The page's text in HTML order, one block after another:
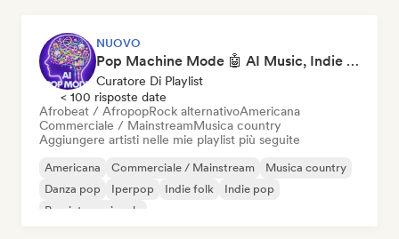
NUOVO
Pop Machine Mode 🤖 AI Music, Indie Pop & Dream Pop
Curatore Di Playlist
< 100 risposte date
Afrobeat / AfropopRock alternativoAmericana
Commerciale / MainstreamMusica country
Aggiungere artisti nelle mie playlist più seguite
Americana Commerciale / Mainstream
Musica country
Danza pop
Iperpop Indie folk
Indie pop
Pop internazionale